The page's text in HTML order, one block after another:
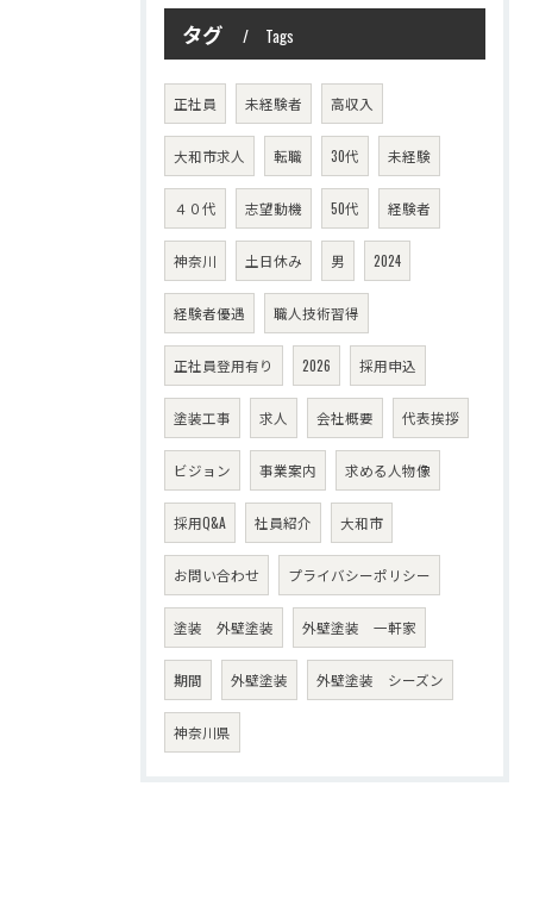
タグ Tags
正社員 未経験者 高収入
大和市求人 転職 30代 未経験
４０代 志望動機 50代 経験者
神奈川 土日休み 男 2024
経験者優遇 職人技術習得
正社員登用有り 2026 採用申込
塗装工事 求人 会社概要 代表挨拶
ビジョン 事業案内 求める人物像
採用Q&A 社員紹介 大和市
お問い合わせ プライバシーポリシー
塗装 外壁塗装 外壁塗装 一軒家
期間 外壁塗装 外壁塗装 シーズン
神奈川県